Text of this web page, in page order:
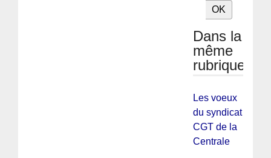
Dans la
même
rubrique
Les voeux
du syndicat
CGT de la
Centrale